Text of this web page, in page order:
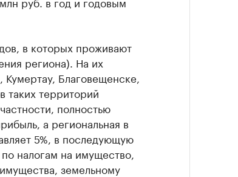
в которых проживают
региона). На их
Благовещенске,
таких территорий
полностью
а региональная в
5%, в последующую
налогам на имущество,
земельному